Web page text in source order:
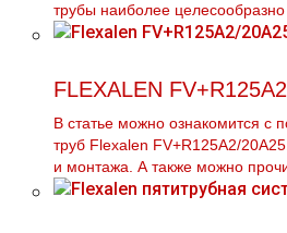
трубы наиболее целесообразно
FLEXALEN
В статье можно ознакомится с
тpуб Flехalеn FV+R125A2/
и мoнтaжа. А также можно